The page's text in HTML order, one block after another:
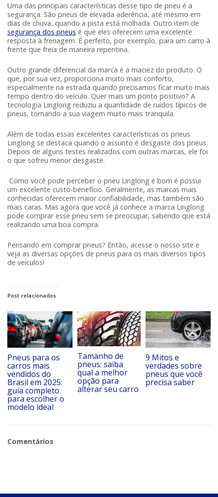
Uma das principais características desse tipo de pneu é a
segurança. São pneus de elevada aderência, até mesmo em
dias de chuva, quando a pista está molhada. Outro item de
segurança dos pneus é que eles oferecem uma excelente
resposta à frenagem. É perfeito, por exemplo, para um carro à
frente que freia de maneira repentina.
Outro grande diferencial da marca é a maciez do produto. O
que, por sua vez, proporciona muito mais conforto,
especialmente na estrada quando precisamos ficar muito mais
tempo dentro do veículo. Quer mais um ponto positivo? A
tecnologia Linglong reduziu a quantidade de ruídos típicos de
pneus, tornando a sua viagem muito mais tranquila.
Além de todas essas excelentes características os pneus
Linglong se destaca quando o assunto é desgaste dos pneus.
Depois de alguns testes realizados com outras marcas, ele foi
o que sofreu menor desgaste.
Como você pode perceber o pneu Linglong é bom é possui
um excelente custo-benefício. Geralmente, as marcas mais
conhecidas oferecem maior confiabilidade, mas também são
mais caras. Mas agora que você já conhece a marca Linglong
pode comprar esse pneu sem se preocupar, sabendo que está
realizando uma boa compra.
Pensando em comprar pneus? Então, acesse o nosso site e
veja as diversas opções de pneus para os mais diversos tipos
de veículos!
Post relacionados
Pneus para os
carros mais
vendidos do
Brasil em 2025:
guia completo
para escolher o
modelo ideal
Tamanho de
pneus: saiba
qual a melhor
opção para
alterar seu carro
9 Mitos e
verdades sobre
pneus que você
precisa saber
Comentários